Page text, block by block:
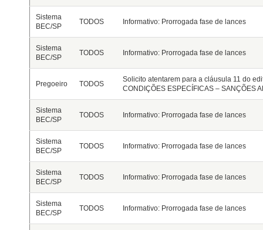
Sistema
BEC/SP
TODOS Informativo: Prorrogada fase de lances
Sistema
BEC/SP
TODOS Informativo: Prorrogada fase de lances
Pregoeiro TODOS
Solicito atentarem para a cláusula 11 do
CONDIÇÕES ESPECÍFICAS – SANÇÕES
Sistema
BEC/SP
TODOS Informativo: Prorrogada fase de lances
Sistema
BEC/SP
TODOS Informativo: Prorrogada fase de lances
Sistema
BEC/SP
TODOS Informativo: Prorrogada fase de lances
Sistema
BEC/SP
TODOS Informativo: Prorrogada fase de lances